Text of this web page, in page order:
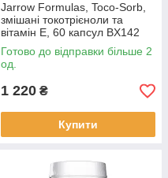
Jarrow Formulas, Toco-Sorb,
змішані токотрієноли та
вітамін E, 60 капсул BX142
Готово до відправки більше 2
од.
1 220 ₴
Купити